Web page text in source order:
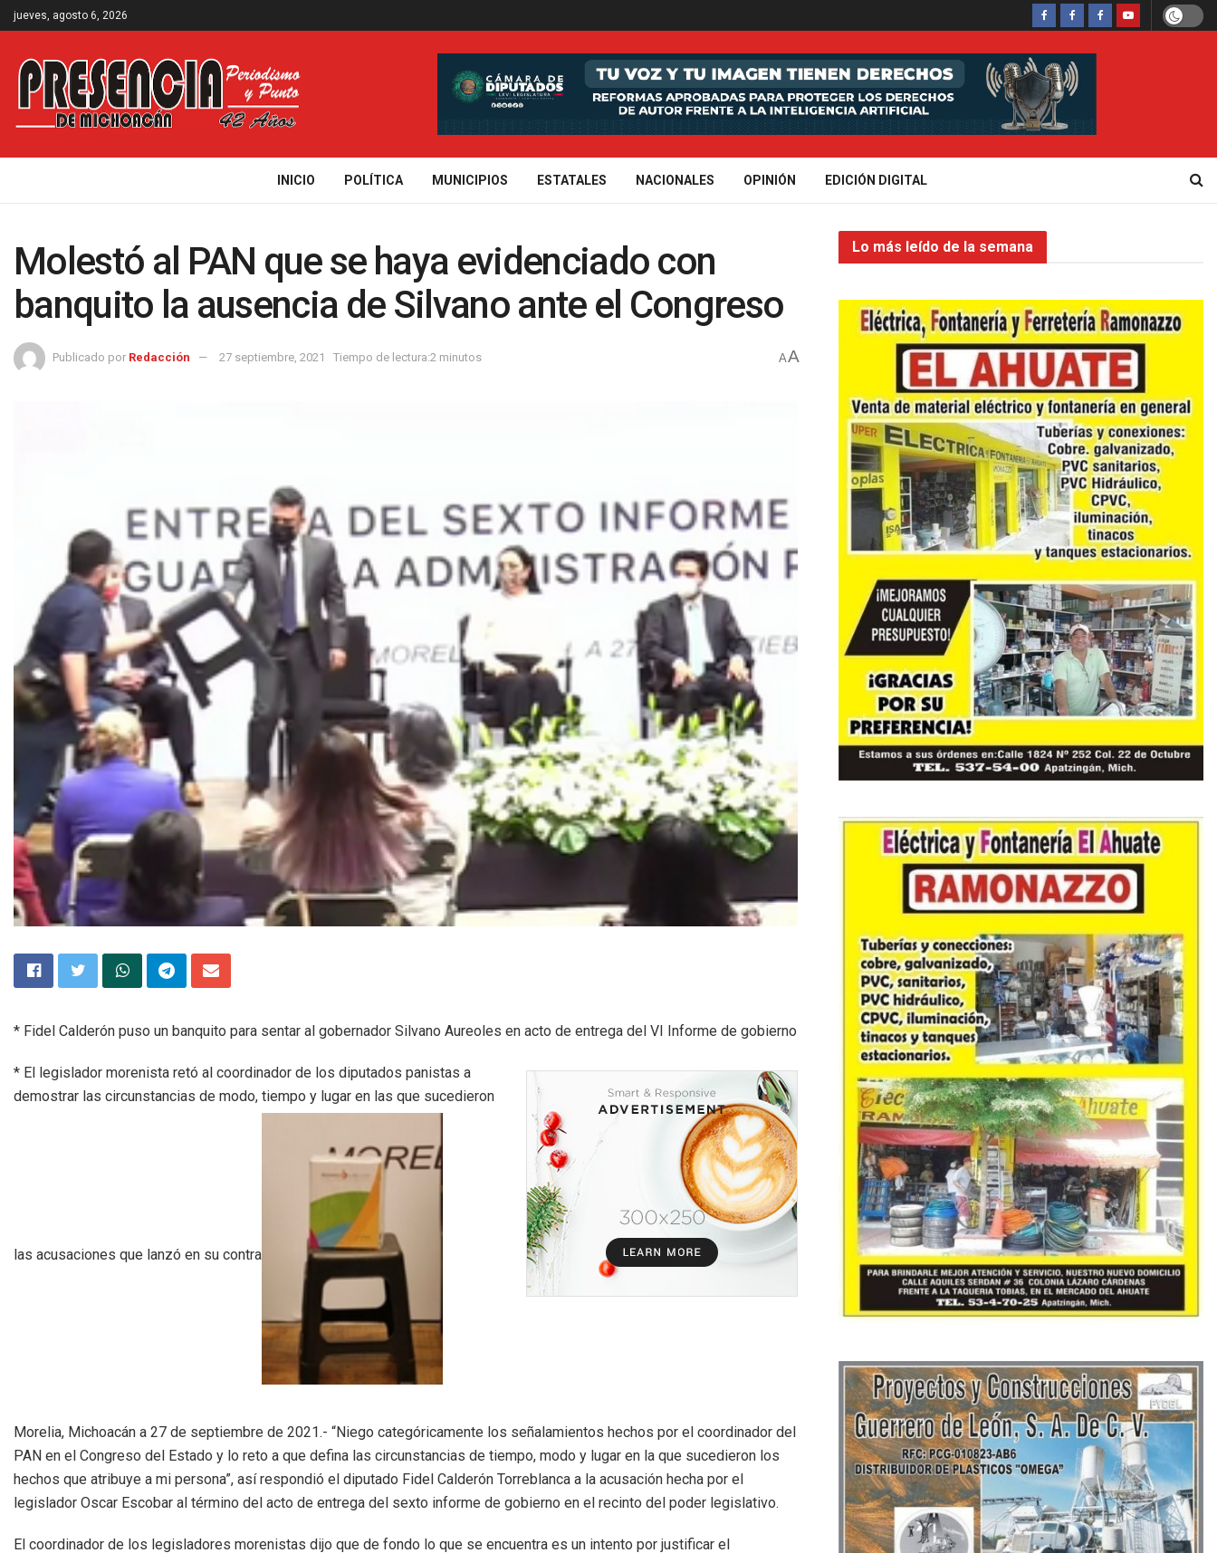
jueves, agosto 6, 2026
INICIO POLÍTICA MUNICIPIOS ESTATALES NACIONALES OPINIÓN EDICIÓN DIGITAL
Molestó al PAN que se haya evidenciado con
banquito la ausencia de Silvano ante el Congreso
Publicado por Redacción 27 septiembre, 2021 Tiempo de lectura:2 minutos AA
* Fidel Calderón puso un banquito para sentar al gobernador Silvano Aureoles en acto de entrega del VI Informe de gobierno
* El legislador morenista retó al coordinador de los diputados panistas a
demostrar las circunstancias de modo, tiempo y lugar en las que sucedieron
las acusaciones que lanzó en su contra
Morelia, Michoacán a 27 de septiembre de 2021.- “Niego categóricamente los señalamientos hechos por el coordinador del
PAN en el Congreso del Estado y lo reto a que defina las circunstancias de tiempo, modo y lugar en la que sucedieron los
hechos que atribuye a mi persona”, así respondió el diputado Fidel Calderón Torreblanca a la acusación hecha por el
legislador Oscar Escobar al término del acto de entrega del sexto informe de gobierno en el recinto del poder legislativo.
El coordinador de los legisladores morenistas dijo que de fondo lo que se encuentra es un intento por justificar el
Lo más leído de la semana